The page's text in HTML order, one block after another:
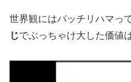
世界観にはバッチリハマっ
じでぶっちゃけ大した価値